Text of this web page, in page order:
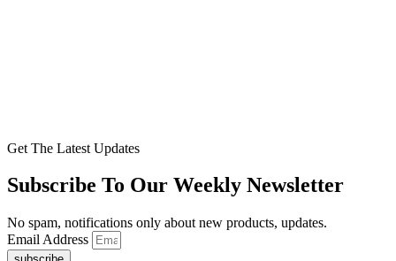
Get The Latest Updates
Subscribe To Our Weekly Newsletter
No spam, notifications only about new products, updates.
Email Address